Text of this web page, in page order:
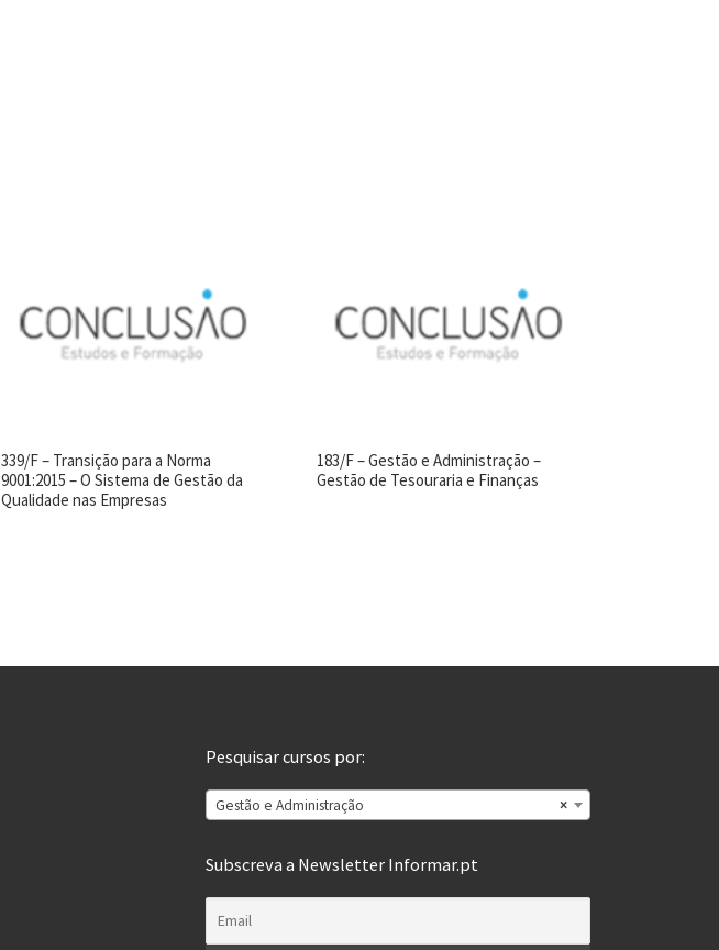
339/F – Transição para a Norma
9001:2015 – O Sistema de Gestão da
Qualidade nas Empresas
183/F – Gestão e Administração –
Gestão de Tesouraria e Finanças
Pesquisar cursos por:
×
Gestão e Administração
Subscreva a Newsletter Informar.pt